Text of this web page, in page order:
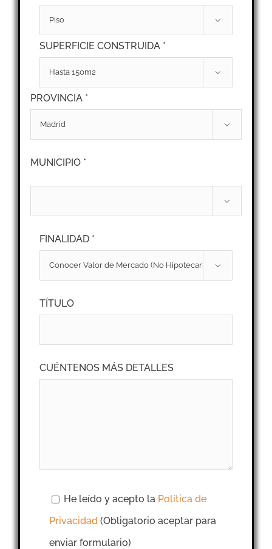

SUPERFICIE CONSTRUIDA *

PROVINCIA *

MUNICIPIO *

FINALIDAD *

TÍTULO
CUÉNTENOS MÁS DETALLES
He leído y acepto la Política de
Privacidad (Obligatorio aceptar para
enviar formulario)